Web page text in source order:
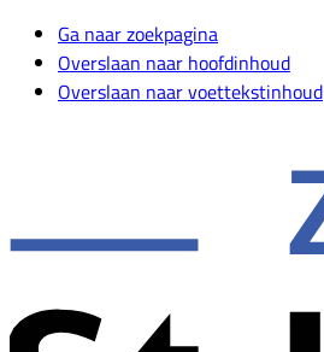
Ga naar zoekpagina
Overslaan naar hoofdinhoud
Overslaan naar voettekstinhoud